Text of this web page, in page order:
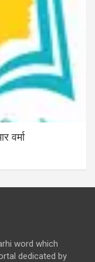
वर्मा
word which
dedicated by